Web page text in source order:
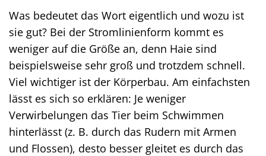
Was bedeutet das Wort eigentlich und wozu ist
sie gut? Bei der Stromlinienform kommt es
weniger auf die Größe an, denn Haie sind
beispielsweise sehr groß und trotzdem schnell.
Viel wichtiger ist der Körperbau. Am einfachsten
lässt es sich so erklären: Je weniger
Verwirbelungen das Tier beim Schwimmen
hinterlässt (z. B. durch das Rudern mit Armen
und Flossen), desto besser gleitet es durch das